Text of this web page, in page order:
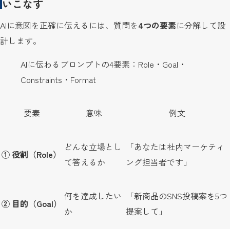
いこなす
AIに意図を正確に伝えるには、質問を4つの要素に分解して設
計します。
AIに伝わるプロンプトの4要素：Role・Goal・
Constraints・Format
要素 意味 例文
① 役割（Role）
どんな立場とし
て答えるか
「あなたは社内マーケティ
ング担当者です」
② 目的（Goal）
何を達成したい
か
「新商品のSNS投稿案を5つ
提案して」